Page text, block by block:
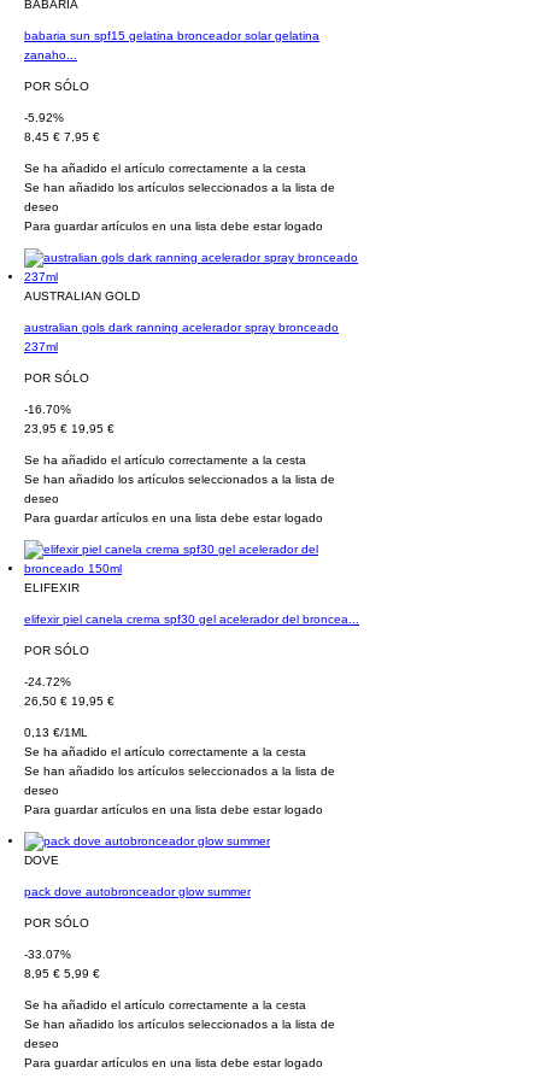
BABARIA
babaria sun spf15 gelatina bronceador solar gelatina
zanaho...
POR SÓLO
-5.92%
8,45 € 7,95 €
Se ha añadido el artículo correctamente a la cesta
Se han añadido los artículos seleccionados a la lista de
deseo
Para guardar artículos en una lista debe estar logado
AUSTRALIAN GOLD
australian gols dark ranning acelerador spray bronceado
237ml
POR SÓLO
-16.70%
23,95 € 19,95 €
Se ha añadido el artículo correctamente a la cesta
Se han añadido los artículos seleccionados a la lista de
deseo
Para guardar artículos en una lista debe estar logado
ELIFEXIR
elifexir piel canela crema spf30 gel acelerador del broncea...
POR SÓLO
-24.72%
26,50 € 19,95 €
0,13 €/1ML
Se ha añadido el artículo correctamente a la cesta
Se han añadido los artículos seleccionados a la lista de
deseo
Para guardar artículos en una lista debe estar logado
DOVE
pack dove autobronceador glow summer
POR SÓLO
-33.07%
8,95 € 5,99 €
Se ha añadido el artículo correctamente a la cesta
Se han añadido los artículos seleccionados a la lista de
deseo
Para guardar artículos en una lista debe estar logado